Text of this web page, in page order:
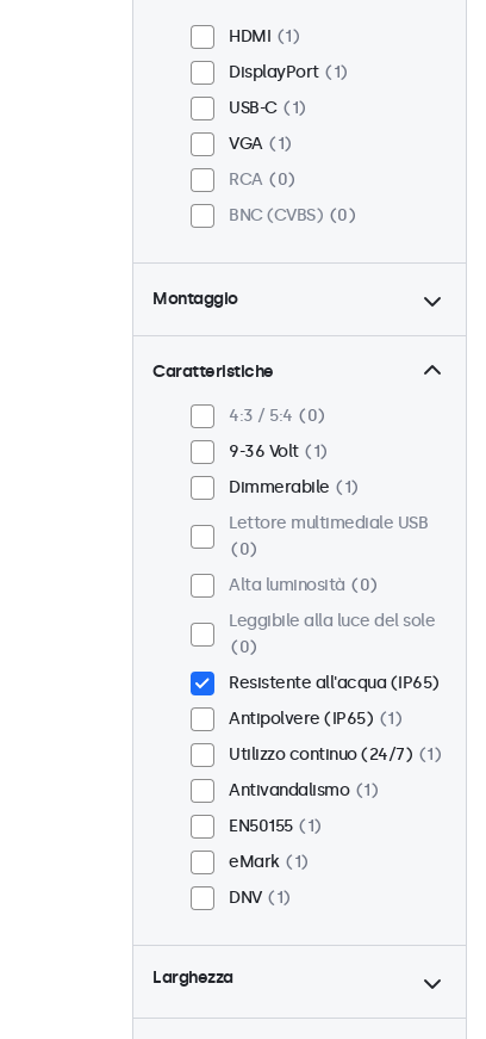
HDMI
1
DisplayPort
1
USB-C
1
VGA
1
RCA
0
BNC (CVBS)
0
Montaggio
Scrivania
1
Parete
Pannello
0
Incasso
1
Montaggio rack (19 Pollici)
VESA 75 x 75
VESA 100 x 100
1
Caratteristiche
4:3 / 5:4
0
9-36 Volt
1
Dimmerabile
1
Lettore multimediale USB
0
Alta luminosità
0
Leggibile alla luce del sole
0
Resistente all'acqua (IP65)
Antipolvere (IP65)
1
Utilizzo continuo (24/7)
1
Antivandalismo
1
EN50155
1
eMark
1
DNV
1
Larghezza